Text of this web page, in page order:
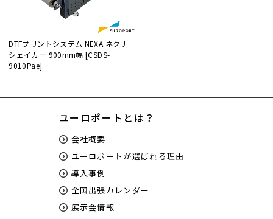
DTFプリントシステム NEXA ネクサ
シェイカー 900mm幅 [CSDS-
9010Pae]
ユーロポートとは？
会社概要
ユーロポートが選ばれる理由
導入事例
全国出張カレンダー
展示会情報